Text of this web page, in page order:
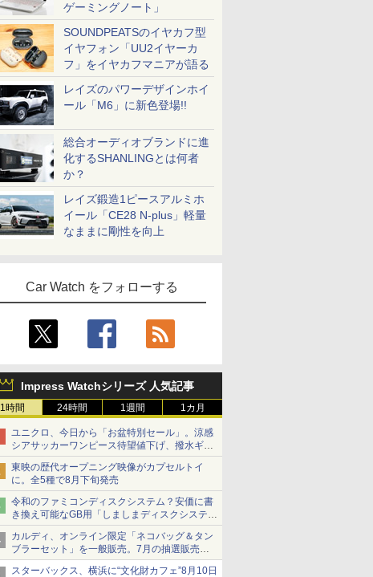
ゲーミングノート」
SOUNDPEATSのイヤカフ型
イヤフォン「UU2イヤーカ
フ」をイヤカフマニアが語る
レイズのパワーデザインホイ
ール「M6」に新色登場!!
総合オーディオブランドに進
化するSHANLINGとは何者
か？
レイズ鍛造1ピースアルミホ
イール「CE28 N-plus」軽量
なままに剛性を向上
Car Watch をフォローする
Impress Watchシリーズ 人気記事
1時間 24時間 1週間 1カ月
ユニクロ、今日から「お盆特別セール」。涼感
シアサッカーワンピース待望値下げ、撥水ギア
ショーツは1990円に
東映の歴代オープニング映像がカプセルトイ
に。全5種で8月下旬発売
令和のファミコンディスクシステム？安価に書
き換え可能なGB用「しましまディスクシステ
ム」
カルディ、オンライン限定「ネコバッグ＆タン
ブラーセット」を一般販売。7月の抽選販売の
当選無効分
スターバックス、横浜に“文化財カフェ”8月10日